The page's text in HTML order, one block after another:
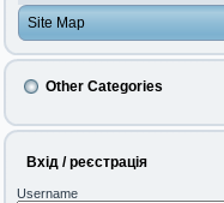
Site Map
Other Categories
Вхід / реєстрація
Username